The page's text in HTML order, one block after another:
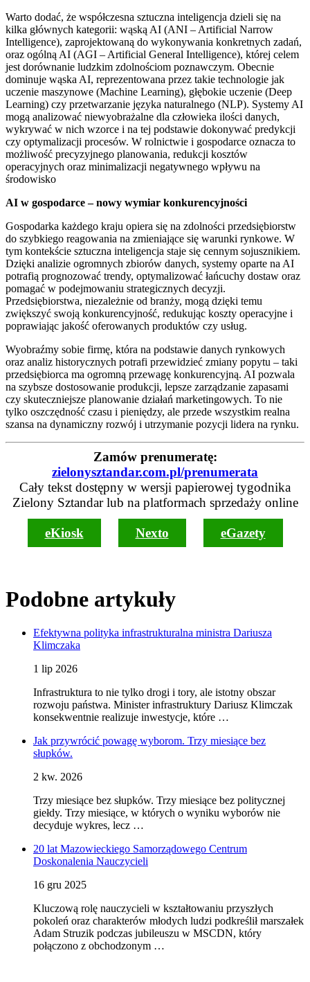
Warto dodać, że współczesna sztuczna inteligencja dzieli się na
kilka głównych kategorii: wąską AI (ANI – Artificial Narrow
Intelligence), zaprojektowaną do wykonywania konkretnych zadań,
oraz ogólną AI (AGI – Artificial General Intelligence), której celem
jest dorównanie ludzkim zdolnościom poznawczym. Obecnie
dominuje wąska AI, reprezentowana przez takie technologie jak
uczenie maszynowe (Machine Learning), głębokie uczenie (Deep
Learning) czy przetwarzanie języka naturalnego (NLP). Systemy AI
mogą analizować niewyobrażalne dla człowieka ilości danych,
wykrywać w nich wzorce i na tej podstawie dokonywać predykcji
czy optymalizacji procesów. W rolnictwie i gospodarce oznacza to
możliwość precyzyjnego planowania, redukcji kosztów
operacyjnych oraz minimalizacji negatywnego wpływu na
środowisko
AI w gospodarce – nowy wymiar konkurencyjności
Gospodarka każdego kraju opiera się na zdolności przedsiębiorstw
do szybkiego reagowania na zmieniające się warunki rynkowe. W
tym kontekście sztuczna inteligencja staje się cennym sojusznikiem.
Dzięki analizie ogromnych zbiorów danych, systemy oparte na AI
potrafią prognozować trendy, optymalizować łańcuchy dostaw oraz
pomagać w podejmowaniu strategicznych decyzji.
Przedsiębiorstwa, niezależnie od branży, mogą dzięki temu
zwiększyć swoją konkurencyjność, redukując koszty operacyjne i
poprawiając jakość oferowanych produktów czy usług.
Wyobraźmy sobie firmę, która na podstawie danych rynkowych
oraz analiz historycznych potrafi przewidzieć zmiany popytu – taki
przedsiębiorca ma ogromną przewagę konkurencyjną. AI pozwala
na szybsze dostosowanie produkcji, lepsze zarządzanie zapasami
czy skuteczniejsze planowanie działań marketingowych. To nie
tylko oszczędność czasu i pieniędzy, ale przede wszystkim realna
szansa na dynamiczny rozwój i utrzymanie pozycji lidera na rynku.
Zamów prenumeratę:
zielonysztandar.com.pl/prenumerata
Cały tekst dostępny w wersji papierowej tygodnika
Zielony Sztandar lub na platformach sprzedaży online
eKiosk Nexto eGazety
Podobne artykuły
Efektywna polityka infrastrukturalna ministra Dariusza
Klimczaka
1 lip 2026
Infrastruktura to nie tylko drogi i tory, ale istotny obszar
rozwoju państwa. Minister infrastruktury Dariusz Klimczak
konsekwentnie realizuje inwestycje, które …
Jak przywrócić powagę wyborom. Trzy miesiące bez
słupków.
2 kw. 2026
Trzy miesiące bez słupków. Trzy miesiące bez politycznej
giełdy. Trzy miesiące, w których o wyniku wyborów nie
decyduje wykres, lecz …
20 lat Mazowieckiego Samorządowego Centrum
Doskonalenia Nauczycieli
16 gru 2025
Kluczową rolę nauczycieli w kształtowaniu przyszłych
pokoleń oraz charakterów młodych ludzi podkreślił marszałek
Adam Struzik podczas jubileuszu w MSCDN, który
połączono z obchodzonym …